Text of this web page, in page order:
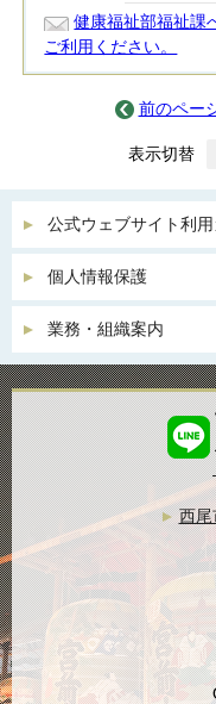
健康福祉部福祉課
ご利用ください。
前のペー
表示切替
公式ウェブサイト利用
個人情報保護
業務・組織案内
西尾